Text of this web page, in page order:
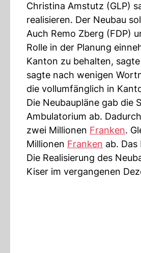
Christina Amstutz (GLP)
realisieren. Der Neubau
Auch Remo Zberg (FDP)
Rolle in der Planung
Kanton zu behalten,
sagte nach wenigen
die vollumfänglich in
Die Neubaupläne gab die
Ambulatorium ab.
zwei Millionen Franken.
Millionen Franken ab.
Die Realisierung des
Kiser im vergangenen